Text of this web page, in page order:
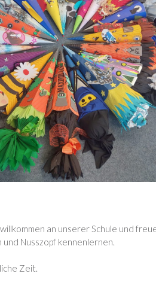
an unserer Schule und
Nusszopf kennenlernen.
Zeit.